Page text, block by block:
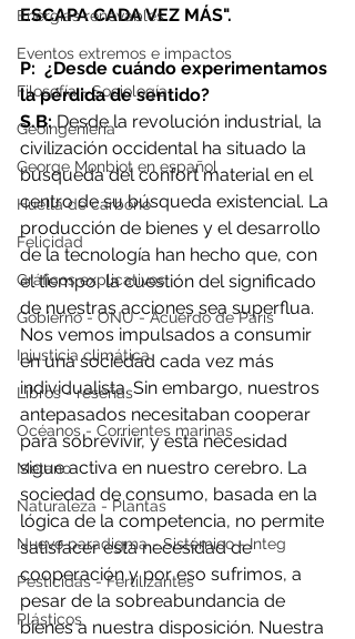
Energías renovables
Eventos extremos e impactos
Filosofía - Sociología
Geoingeniería
George Monbiot en español
Huella de carbono
Felicidad
Gráficos explicativos
Gobierno - ONU - Acuerdo de Paris
Injusticia climática
Libros - reseñas
Océanos - Corrientes marinas
Metano
Naturaleza - Plantas
Nuevo paradigma - Sistémico - Integ
Pesticidas - Fertilizantes
Plásticos
ESCAPA CADA VEZ MÁS".
P:  ¿Desde cuándo experimentamos
la pérdida de sentido?
S.B: Desde la revolución industrial, la
civilización occidental ha situado la
búsqueda del confort material en el
centro de su búsqueda existencial. La
producción de bienes y el desarrollo
de la tecnología han hecho que, con
el tiempo, la cuestión del significado
de nuestras acciones sea superflua.
Nos vemos impulsados a consumir
en una sociedad cada vez más
individualista. Sin embargo, nuestros
antepasados necesitaban cooperar
para sobrevivir, y esta necesidad
sigue activa en nuestro cerebro. La
sociedad de consumo, basada en la
lógica de la competencia, no permite
satisfacer esta necesidad de
cooperación y por eso sufrimos, a
pesar de la sobreabundancia de
bienes a nuestra disposición. Nuestra